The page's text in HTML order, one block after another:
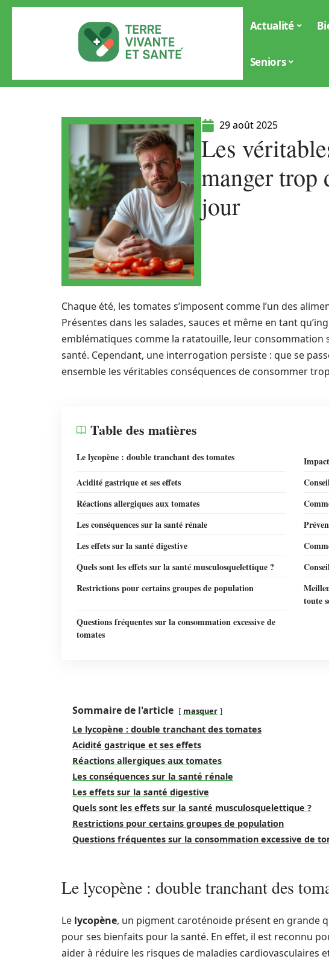
Actualité
Seniors
29 août 2025
Les
manger trop
jour
Chaque été, les tomates s’imposent comme l’un des
Présentes dans les salades, sauces et même en tant
emblématiques comme la ratatouille, leur
santé. Cependant, une interrogation persiste : que se
ensemble les véritables conséquences de consommer
Table des matières
Le lycopène : double tranchant des tomates
Acidité gastrique et ses effets
Réactions allergiques aux tomates
Les conséquences sur la santé rénale
Les effets sur la santé digestive
Quels sont les effets sur la santé musculosquelettique ?
Restrictions pour certains groupes de population
toute
Questions fréquentes sur la consommation excessive de
tomates
Sommaire de l'article masquer
Le lycopène : double tranchant des tomates
Acidité gastrique et ses effets
Réactions allergiques aux tomates
Les conséquences sur la santé rénale
Les effets sur la santé digestive
Quels sont les effets sur la santé musculosquelettique ?
Restrictions pour certains groupes de population
Questions fréquentes sur la consommation excessive de
Le lycopène : double tranchant des
Le lycopène, un pigment caroténoïde présent en grande
pour ses bienfaits pour la santé. En effet, il est reconnu
aider à réduire les risques de maladies cardiovasculaires